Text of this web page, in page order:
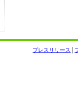
プレスリリース